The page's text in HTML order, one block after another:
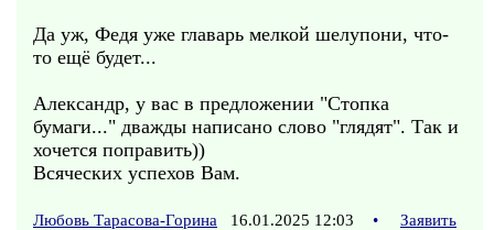
Да уж, Федя уже главарь мелкой шелупони, что-
то ещё будет...
Александр, у вас в предложении "Стопка
бумаги..." дважды написано слово "глядят". Так и
хочется поправить))
Всяческих успехов Вам.
Любовь Тарасова-Горина 16.01.2025 12:03 •
Заявить